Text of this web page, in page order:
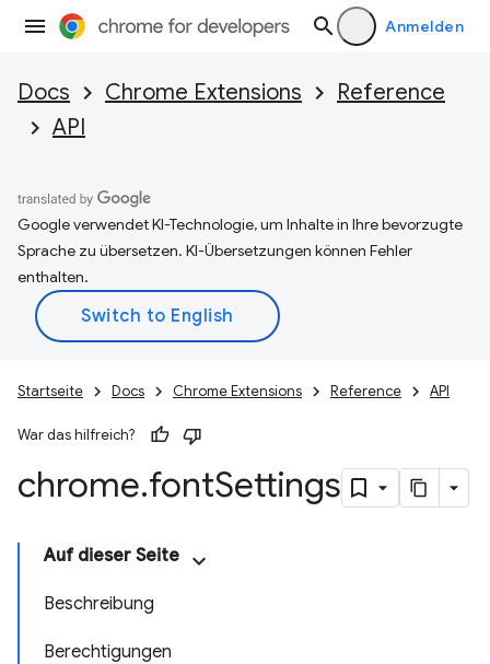
Anmelden
Docs Chrome Extensions
Reference
API
Google verwendet KI-Technologie, um Inhalte in Ihre bevorzugte
Sprache zu übersetzen. KI-Übersetzungen können Fehler
enthalten.
Startseite Docs Chrome Extensions Reference API
War das hilfreich?
chrome.fontSettings
Auf dieser Seite
Beschreibung
Berechtigungen